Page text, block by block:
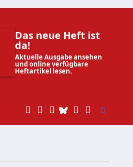
Das neue Heft ist
da!
Aktuelle Ausgabe ansehen
und online verfügbare
Heftartikel lesen.